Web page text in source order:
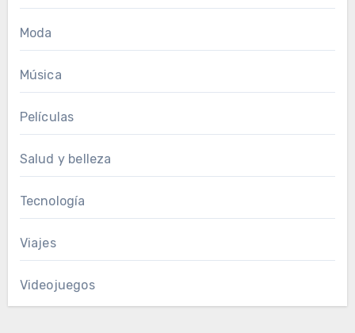
Moda
Música
Películas
Salud y belleza
Tecnología
Viajes
Videojuegos